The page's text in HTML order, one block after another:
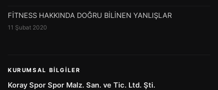
FİTNESS HAKKINDA DOĞRU BİLİNEN YANLIŞLAR
11 Şubat 2020
KURUMSAL BILGILER
Koray Spor Spor Malz. San. ve Tic. Ltd. Şti.